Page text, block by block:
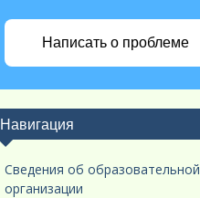
Написать о проблеме
Навигация
Сведения об образовательной
организации